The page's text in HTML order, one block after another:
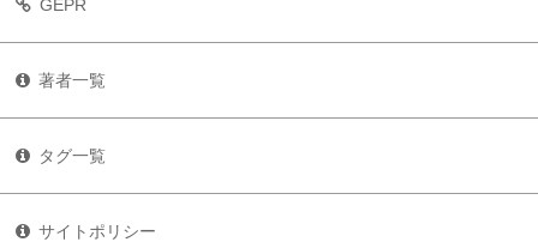
GEPR
著者一覧
タグ一覧
サイトポリシー